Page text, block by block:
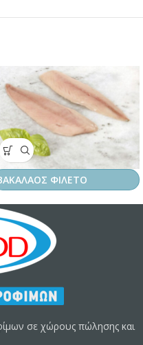
ΦΙΛΕΤΟ
σε χώρους πώλησης και